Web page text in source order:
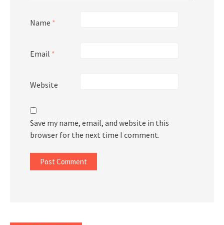
Name *
Email *
Website
Save my name, email, and website in this
browser for the next time I comment.